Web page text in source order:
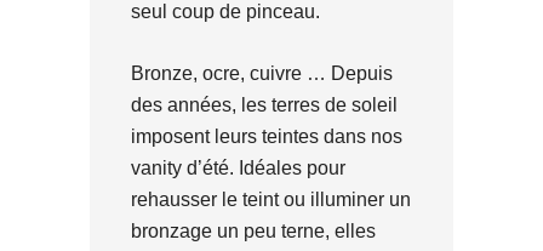
seul coup de pinceau.
Bronze, ocre, cuivre … Depuis
des années, les terres de soleil
imposent leurs teintes dans nos
vanity d’été. Idéales pour
rehausser le teint ou illuminer un
bronzage un peu terne, elles